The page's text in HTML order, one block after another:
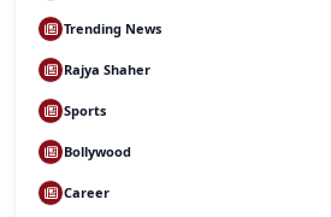
Trending News
Rajya Shaher
Sports
Bollywood
Career